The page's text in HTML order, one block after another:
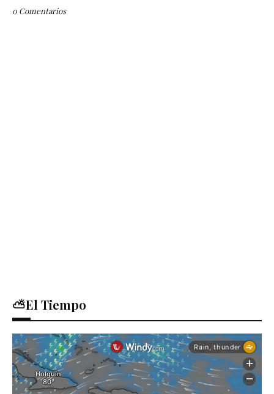
0 Comentarios
⛅El Tiempo